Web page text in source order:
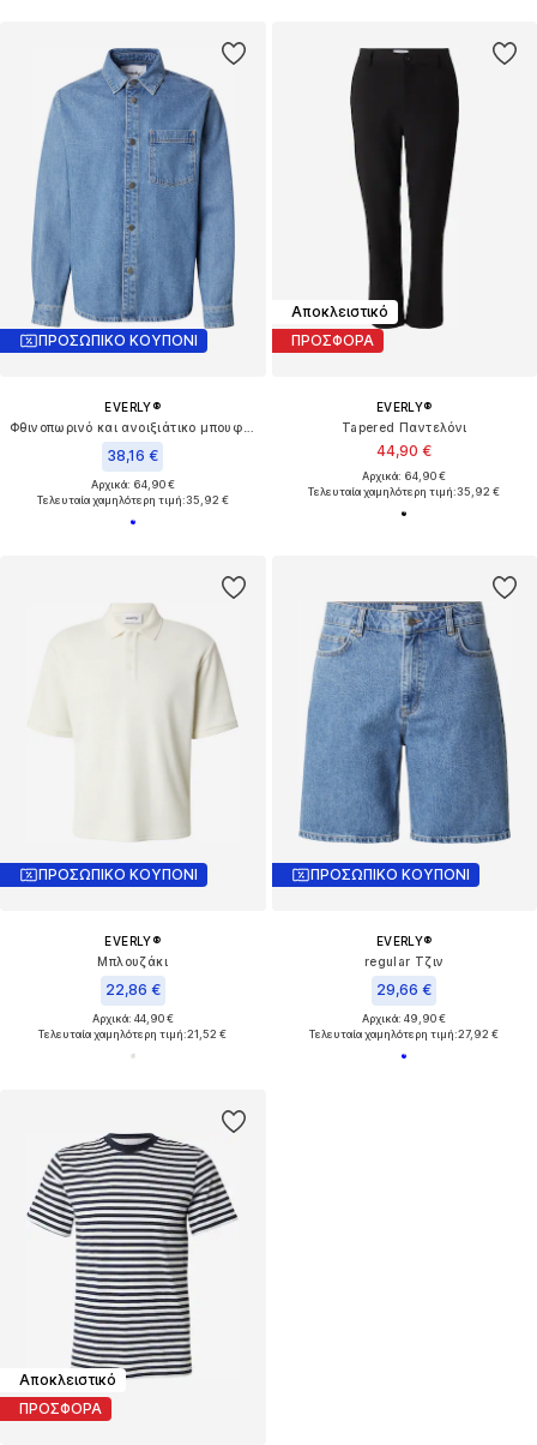
ΠΡΟΣΩΠΙΚΟ ΚΟΥΠΟΝΙ
EVERLY®
38,16 €
Αρχικά: 64,90 €
Τελευταία χαμηλότερη τιμή:35,92 €
Αποκλειστικό
ΠΡΟΣΦΟΡΑ
EVERLY®
Tapered Παντελόνι
44,90 €
Αρχικά: 64,90 €
Τελευταία χαμηλότερη τιμή:35,92 €
ΠΡΟΣΩΠΙΚΟ ΚΟΥΠΟΝΙ
EVERLY®
Μπλουζάκι
22,86 €
Αρχικά: 44,90 €
Τελευταία χαμηλότερη τιμή:21,52 €
ΠΡΟΣΩΠΙΚΟ ΚΟΥΠΟΝΙ
EVERLY®
regular Τζιν
29,66 €
Αρχικά: 49,90 €
Τελευταία χαμηλότερη τιμή:27,92 €
Αποκλειστικό
ΠΡΟΣΦΟΡΑ